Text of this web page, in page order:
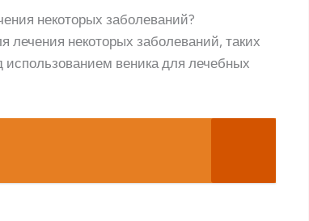
некоторых заболеваний?
некоторых заболеваний, таких
использованием веника для лечебных